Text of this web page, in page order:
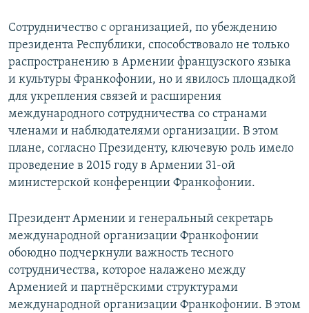
Сотрудничество с организацией, по убеждению
президента Республики, способствовало не только
распространению в Армении французского языка
и культуры Франкофонии, но и явилось площадкой
для укрепления связей и расширения
международного сотрудничества со странами
членами и наблюдателями организации. В этом
плане, согласно Президенту, ключевую роль имело
проведение в 2015 году в Армении 31-ой
министерской конференции Франкофонии.
Президент Армении и генеральный секретарь
международной организации Франкофонии
обоюдно подчеркнули важность тесного
сотрудничества, которое налажено между
Арменией и партнёрскими структурами
международной организации Франкофонии. В этом